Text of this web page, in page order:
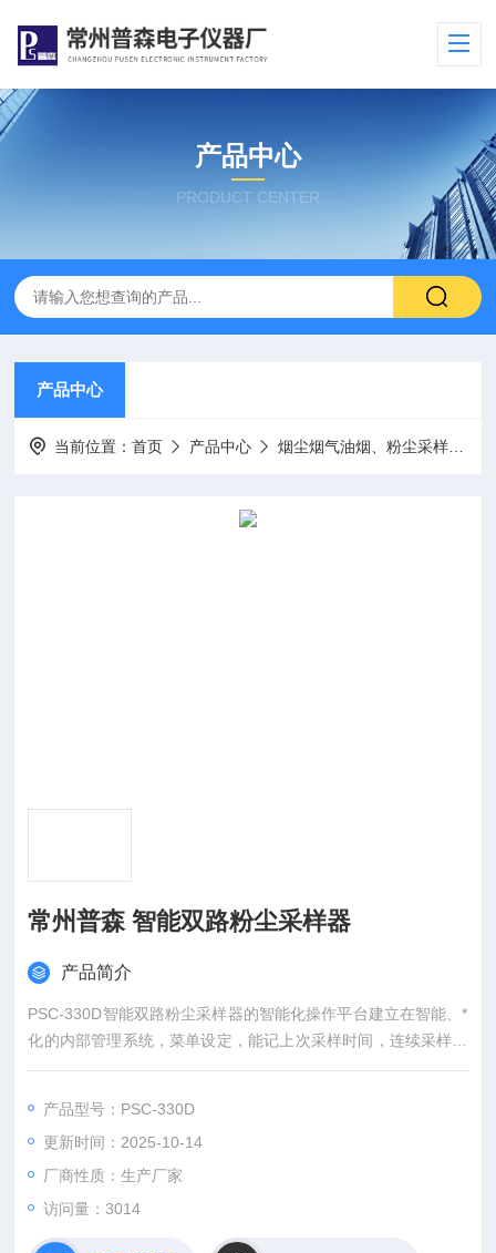
产品中心
PRODUCT CENTER
产品中心
当前位置：首页 产品中心 烟尘烟气油烟、粉尘采样器
常州普森 智能双路粉尘采样器
产品简介
PSC-330D智能双路粉尘采样器的智能化操作平台建立在智能、*
化的内部管理系统，菜单设定，能记上次采样时间，连续采样、
间歇采样，灵智电源管理，电量适时显示，充电指示，高效进口
产品型号：PSC-330D
更新时间：2025-10-14
厂商性质：生产厂家
访问量：3014